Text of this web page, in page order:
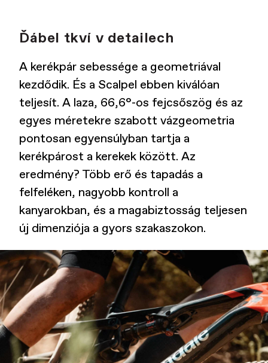
Ďábel tkví v detailech
A kerékpár sebessége a geometriával
kezdődik. És a Scalpel ebben kiválóan
teljesít. A laza, 66,6°-os fejcsőszög és az
egyes méretekre szabott vázgeometria
pontosan egyensúlyban tartja a
kerékpárost a kerekek között. Az
eredmény? Több erő és tapadás a
felfeléken, nagyobb kontroll a
kanyarokban, és a magabiztosság teljesen
új dimenziója a gyors szakaszokon.